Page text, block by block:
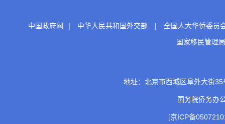
中国政府网 | 中华人民共和国外交部 |
全国人大华侨委员
国家移民管理局
地址：北京市西城区阜外大街
国务院侨务
[京ICP备